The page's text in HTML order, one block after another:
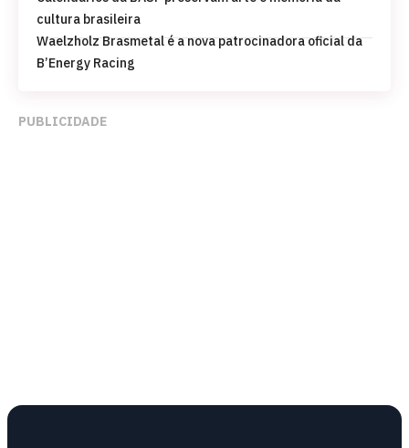
cultura brasileira
Waelzholz Brasmetal é a nova patrocinadora oficial da
B’Energy Racing
PUBLICIDADE